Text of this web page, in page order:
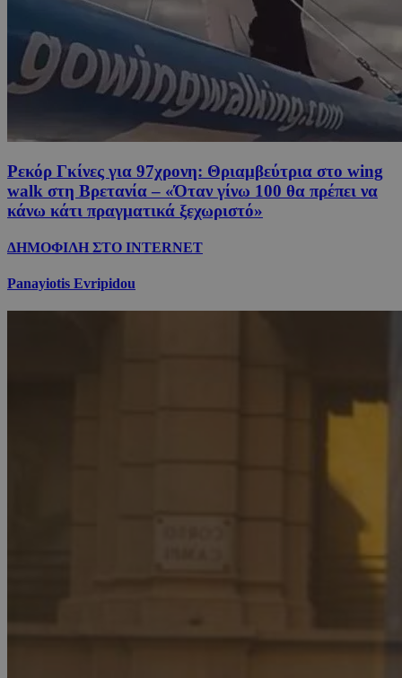
Ρεκόρ Γκίνες για 97χρονη: Θριαμβεύτρια στο wing
walk στη Βρετανία – «Όταν γίνω 100 θα πρέπει να
κάνω κάτι πραγματικά ξεχωριστό»
ΔΗΜΟΦΙΛΗ ΣΤΟ INTERNET
Panayiotis Evripidou